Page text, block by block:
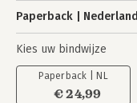
Paperback
Kies uw bindwijze
Paperback | NL
€ 24,99